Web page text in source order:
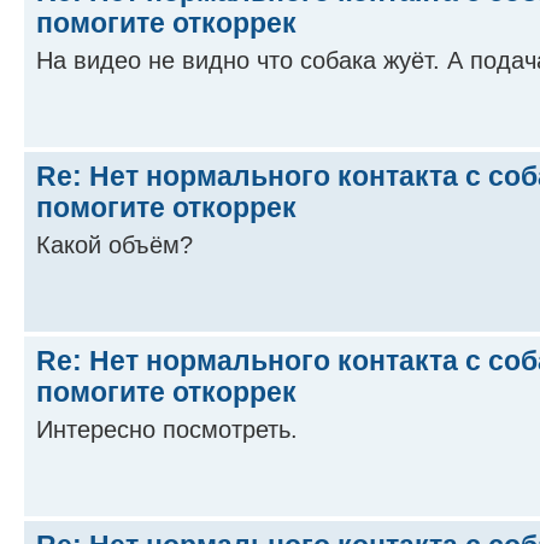
помогите откоррек
На видео не видно что собака жуёт. А
Re: Нет нормального контакта с
помогите откоррек
Какой объём?
Re: Нет нормального контакта с
помогите откоррек
Интересно посмотреть.